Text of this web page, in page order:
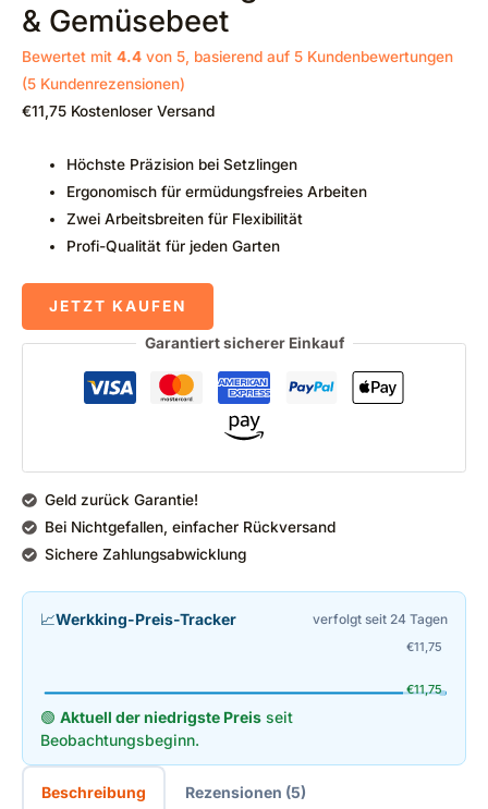
& Gemüsebeet
Bewertet mit 4.4 von 5, basierend auf 5 Kundenbewertungen
(5 Kundenrezensionen)
€11,75 Kostenloser Versand
Höchste Präzision bei Setzlingen
Ergonomisch für ermüdungsfreies Arbeiten
Zwei Arbeitsbreiten für Flexibilität
Profi-Qualität für jeden Garten
JETZT KAUFEN
Garantiert sicherer Einkauf
Geld zurück Garantie!
Bei Nichtgefallen, einfacher Rückversand
Sichere Zahlungsabwicklung
📈Werkking-Preis-Tracker verfolgt seit 24 Tagen
€11,75
€11,75
🟢 Aktuell der niedrigste Preis seit
Beobachtungsbeginn.
Beschreibung Rezensionen (5)